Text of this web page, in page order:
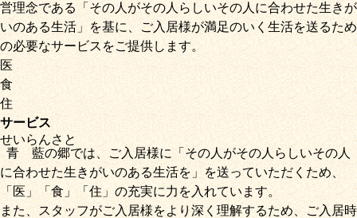
営理念である「その人がその人らしいその人に合わせた生きが
いのある生活」を基に、ご入居様が満足のいく生活を送るため
の必要なサービスをご提供します。
医
食
住
サービス
青藍
せいらん
の郷
さと
では、ご入居様に「その人がその人らしいその人
に合わせた生きがいのある生活を」を送っていただくため、
「医」 「食」「住」の充実に力を入れています。
また、スタッフがご入居様をより深く理解するため、ご入居時